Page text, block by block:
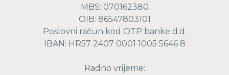
MBS: 070162380
OIB: 86547803101
Poslovni račun kod OTP banke d.d.
IBAN: HR57 2407 0001 1005 5646 8
Radno vrijeme: